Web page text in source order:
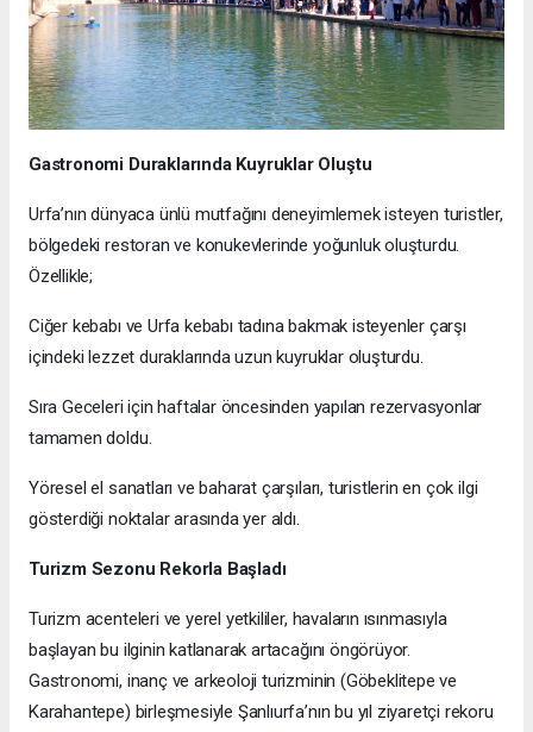
Gastronomi Duraklarında Kuyruklar Oluştu
Urfa’nın dünyaca ünlü mutfağını deneyimlemek isteyen turistler,
bölgedeki restoran ve konukevlerinde yoğunluk oluşturdu.
Özellikle;
Ciğer kebabı ve Urfa kebabı tadına bakmak isteyenler çarşı
içindeki lezzet duraklarında uzun kuyruklar oluşturdu.
Sıra Geceleri için haftalar öncesinden yapılan rezervasyonlar
tamamen doldu.
Yöresel el sanatları ve baharat çarşıları, turistlerin en çok ilgi
gösterdiği noktalar arasında yer aldı.
Turizm Sezonu Rekorla Başladı
Turizm acenteleri ve yerel yetkililer, havaların ısınmasıyla
başlayan bu ilginin katlanarak artacağını öngörüyor.
Gastronomi, inanç ve arkeoloji turizminin (Göbeklitepe ve
Karahantepe) birleşmesiyle Şanlıurfa’nın bu yıl ziyaretçi rekoru